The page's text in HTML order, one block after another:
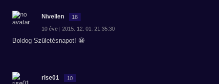
Nivellen 18
10 éve | 2015. 12. 01. 21:35:30
Boldog Születésnapot! 😀
rise01 10